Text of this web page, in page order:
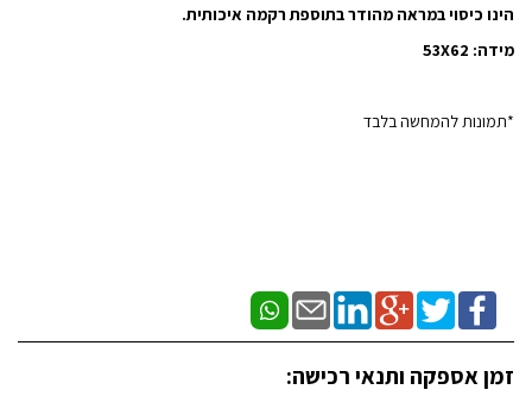
הינו כיסוי במראה מהודר בתוספת רקמה איכותית.
מידה: 53X62
*תמונות להמחשה בלבד
זמן אספקה ותנאי רכישה: